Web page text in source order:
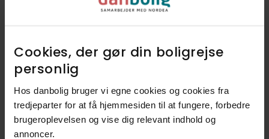
Cookies, der gør din boligrejse
personlig​
Hos danbolig bruger vi egne cookies og cookies fra
tredjeparter for at få hjemmesiden til at fungere, forbedre
brugeroplevelsen og vise dig relevant indhold og
annoncer.​
Bliv klogere på
dine nye naboer
og dit nye
nabolag
Udforsk vores finmaskede data, og